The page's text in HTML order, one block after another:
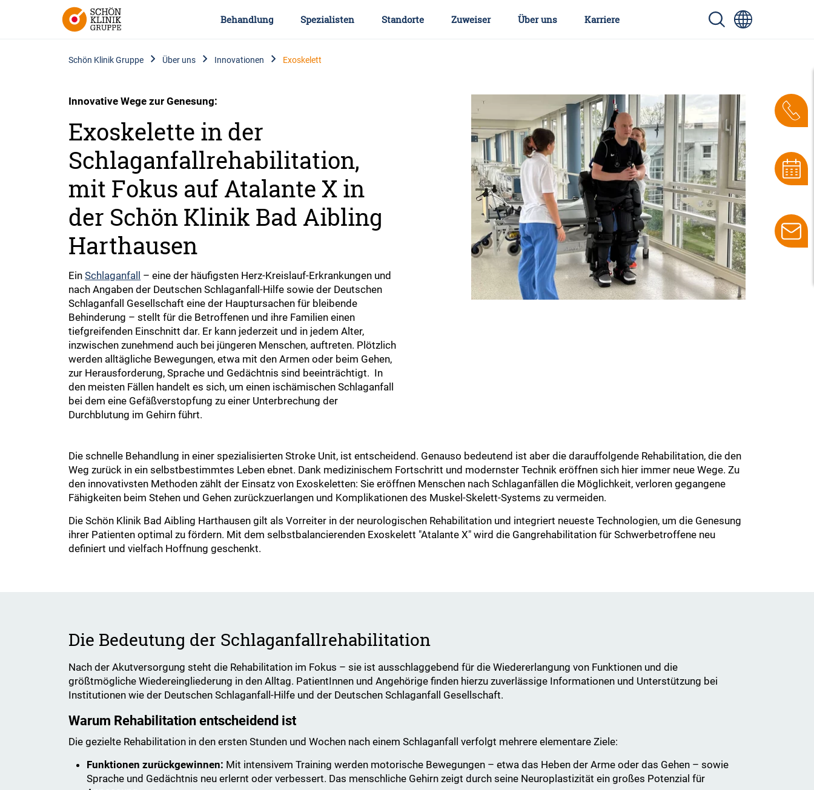
Behandlung Spezialisten Standorte Zuweiser Über uns Karriere
Schön Klinik Gruppe Über uns Innovationen Exoskelett
Innovative Wege zur Genesung:
Exoskelette in der
Schlaganfallrehabilitation,
mit Fokus auf Atalante X in
der Schön Klinik Bad Aibling
Harthausen
EinSchlaganfall – eine der häufigsten Herz-Kreislauf-Erkrankungen und
nach Angaben der Deutschen Schlaganfall-Hilfe sowie der Deutschen
Schlaganfall Gesellschaft eine der Hauptursachen für bleibende
Behinderung – stellt für die Betroffenen und ihre Familien einen
tiefgreifenden Einschnitt dar. Er kann jederzeit und in jedem Alter,
inzwischen zunehmend auch bei jüngeren Menschen, auftreten. Plötzlich
werden alltägliche Bewegungen, etwa mit den Armen oder beim Gehen,
zur Herausforderung, Sprache und Gedächtnis sind beeinträchtigt. In
den meisten Fällen handelt es sich, um einen ischämischen Schlaganfall
bei dem eine Gefäßverstopfung zu einer Unterbrechung der
Durchblutung im Gehirn führt.
Die schnelle Behandlung in einer spezialisierten Stroke Unit, ist entscheidend. Genauso bedeutend ist aber die darauffolgende Rehabilitation, die den
Weg zurück in ein selbstbestimmtes Leben ebnet. Dank medizinischem Fortschritt und modernster Technik eröffnen sich hier immer neue Wege. Zu
den innovativsten Methoden zählt der Einsatz von Exoskeletten: Sie eröffnen Menschen nach Schlaganfällen die Möglichkeit, verloren gegangene
Fähigkeiten beim Stehen und Gehen zurückzuerlangen und Komplikationen des Muskel-Skelett-Systems zu vermeiden.
Die Schön Klinik Bad Aibling Harthausen gilt als Vorreiter in der neurologischen Rehabilitation und integriert neueste Technologien, um die Genesung
ihrer Patienten optimal zu fördern. Mit dem selbstbalancierenden Exoskelett "Atalante X" wird die Gangrehabilitation für Schwerbetroffene neu
definiert und vielfach Hoffnung geschenkt.
Die Bedeutung der Schlaganfallrehabilitation
Nach der Akutversorgung steht die Rehabilitation im Fokus – sie ist ausschlaggebend für die Wiedererlangung von Funktionen und die
größtmögliche Wiedereingliederung in den Alltag. PatientInnen und Angehörige finden hierzu zuverlässige Informationen und Unterstützung bei
Institutionen wie der Deutschen Schlaganfall-Hilfe und der Deutschen Schlaganfall Gesellschaft.
Warum Rehabilitation entscheidend ist
Die gezielte Rehabilitation in den ersten Stunden und Wochen nach einem Schlaganfall verfolgt mehrere elementare Ziele:
Funktionen zurückgewinnen: Mit intensivem Training werden motorische Bewegungen – etwa das Heben der Arme oder das Gehen – sowie
Sprache und Gedächtnis neu erlernt oder verbessert. Das menschliche Gehirn zeigt durch seine Neuroplastizität ein großes Potenzial für